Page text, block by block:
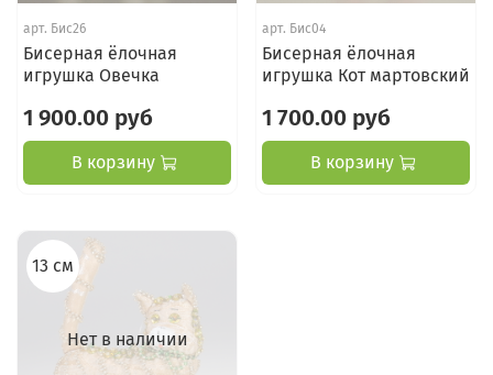
арт. Бис26
Бисерная ёлочная
игрушка Овечка
1 900.00 руб
В корзину
арт. Бис04
Бисерная ёлочная
игрушка Кот мартовский
1 700.00 руб
В корзину
13 см
Нет в наличии